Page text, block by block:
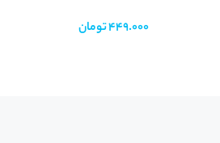
449.000تومان